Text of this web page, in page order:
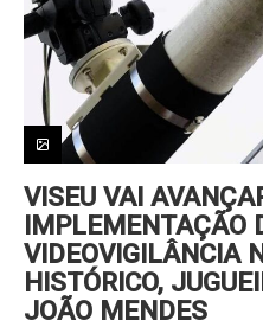
VISEU VAI
IMPLEMENTAÇÃO
VIDEOVIGILÂNCIA
HISTÓRICO,
JOÃO MENDES